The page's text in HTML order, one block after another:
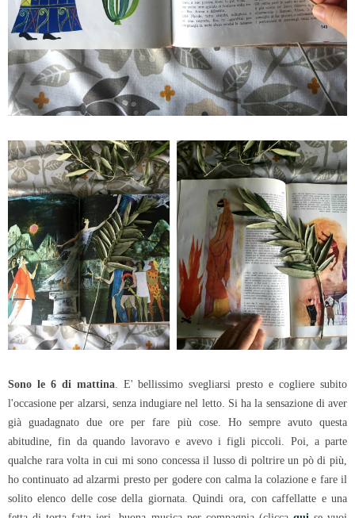
Sono le 6 di mattina. E' bellissimo svegliarsi presto e cogliere subito
l'occasione per alzarsi, senza indugiare nel letto. Si ha la sensazione di aver
già guadagnato due ore per fare più cose. Ho sempre avuto questa
abitudine, fin da quando lavoravo e avevo i figli piccoli. Poi, a parte
qualche rara volta in cui mi sono concessa il lusso di poltrire un pò di più,
ho continuato ad alzarmi presto per godere con calma la colazione e fare il
solito elenco delle cose della giornata. Quindi ora, con caffellatte e una